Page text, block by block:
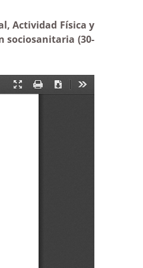
Actividad Física y
sociosanitaria (30-